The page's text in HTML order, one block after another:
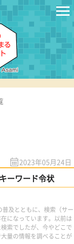
2023年05月24日
ーワード令状
及とともに、検索（サー
になっています。以前は
索でしたが、今やどこで
量の情報を調べることが